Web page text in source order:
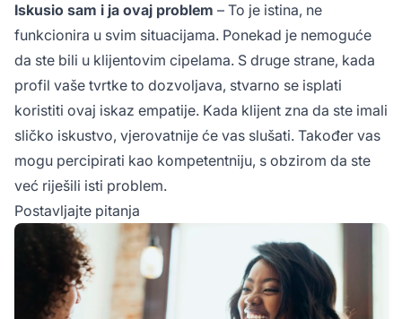
Iskusio sam i ja ovaj problem – To je istina, ne
funkcionira u svim situacijama. Ponekad je nemoguće
da ste bili u klijentovim cipelama. S druge strane, kada
profil vaše tvrtke to dozvoljava, stvarno se isplati
koristiti ovaj iskaz empatije. Kada klijent zna da ste imali
sličko iskustvo, vjerovatnije će vas slušati. Također vas
mogu percipirati kao kompetentniju, s obzirom da ste
već riješili isti problem.
Postavljajte pitanja